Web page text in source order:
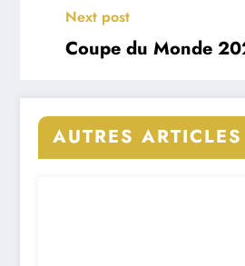
Next post
Coupe du Monde
AUTRES ARTICLES